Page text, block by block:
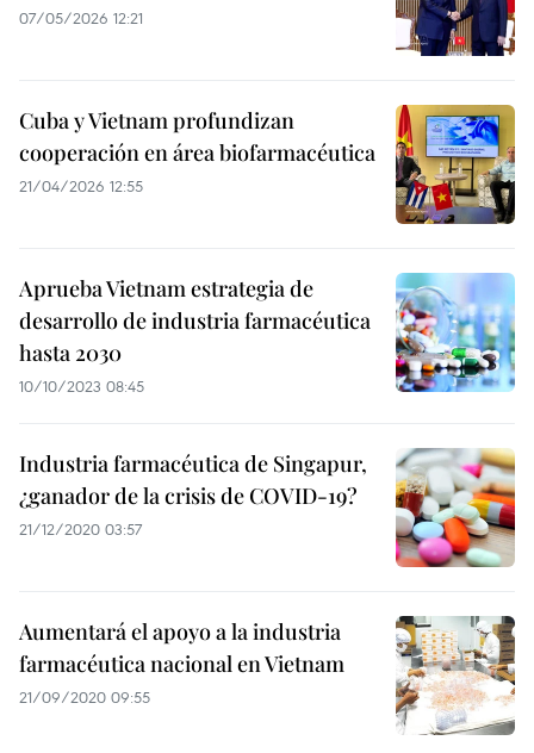
07/05/2026 12:21
Cuba y Vietnam profundizan
cooperación en área biofarmacéutica
21/04/2026 12:55
Aprueba Vietnam estrategia de
desarrollo de industria farmacéutica
hasta 2030
10/10/2023 08:45
Industria farmacéutica de Singapur,
¿ganador de la crisis de COVID-19?
21/12/2020 03:57
Aumentará el apoyo a la industria
farmacéutica nacional en Vietnam
21/09/2020 09:55